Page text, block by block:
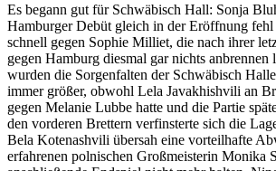
Es begann gut für Schwäbisch Hall: Sonja
Hamburger Debüt gleich in der Eröffnung
schnell gegen Sophie Milliet, die nach ihrer
gegen Hamburg diesmal gar nichts anbrennen
wurden die Sorgenfalten der Schwäbisch
immer größer, obwohl Lela Javakhishvili an
gegen Melanie Lubbe hatte und die Partie
den vorderen Brettern verfinsterte sich die
Bela Kotenashvili übersah eine vorteilhafte
erfahrenen polnischen Großmeisterin Monika